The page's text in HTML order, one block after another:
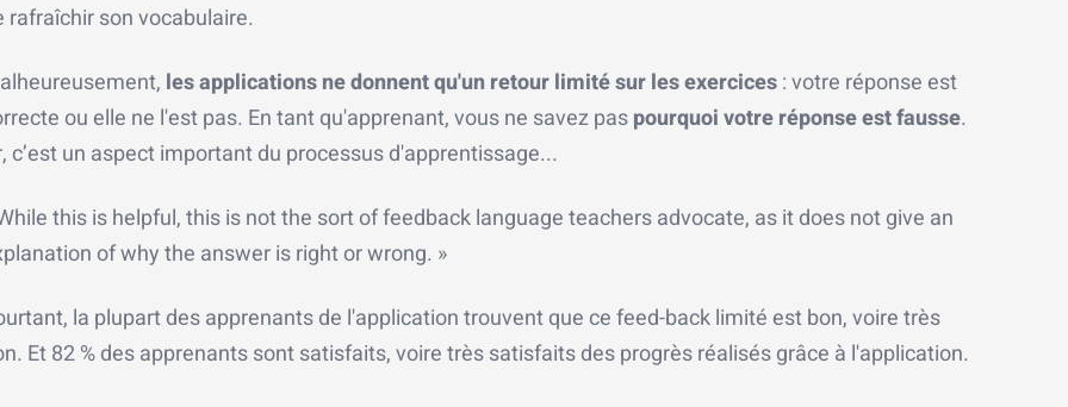
rafraîchir son vocabulaire.
les applications ne donnent qu'un retour limité sur les exercices: votre réponse est
ou elle ne l'est pas. En tant qu'apprenant, vous ne savez paspourquoi votre réponse est fausse.
c’est un aspect important du processus d'apprentissage...
this is helpful, this is not the sort of feedback language teachers advocate, as it does not give an
of why the answer is right or wrong. »
la plupart des apprenants de l'application trouvent que ce feed-back limité est bon, voire très
Et 82 % des apprenants sont satisfaits, voire très satisfaits des progrès réalisés grâce à l'application.